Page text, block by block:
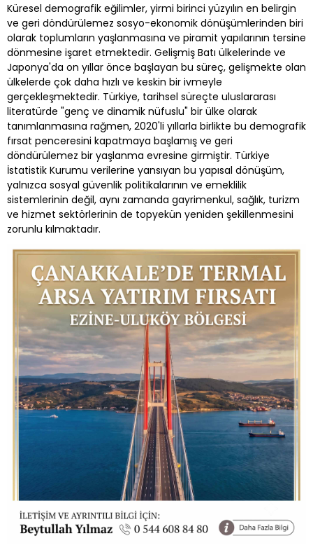
Küresel demografik eğilimler, yirmi birinci yüzyılın en belirgin
ve geri döndürülemez sosyo-ekonomik dönüşümlerinden biri
olarak toplumların yaşlanmasına ve piramit yapılarının tersine
dönmesine işaret etmektedir. Gelişmiş Batı ülkelerinde ve
Japonya'da on yıllar önce başlayan bu süreç, gelişmekte olan
ülkelerde çok daha hızlı ve keskin bir ivmeyle
gerçekleşmektedir. Türkiye, tarihsel süreçte uluslararası
literatürde "genç ve dinamik nüfuslu" bir ülke olarak
tanımlanmasına rağmen, 2020'li yıllarla birlikte bu demografik
fırsat penceresini kapatmaya başlamış ve geri
döndürülemez bir yaşlanma evresine girmiştir. Türkiye
İstatistik Kurumu verilerine yansıyan bu yapısal dönüşüm,
yalnızca sosyal güvenlik politikalarının ve emeklilik
sistemlerinin değil, aynı zamanda gayrimenkul, sağlık, turizm
ve hizmet sektörlerinin de topyekün yeniden şekillenmesini
zorunlu kılmaktadır.